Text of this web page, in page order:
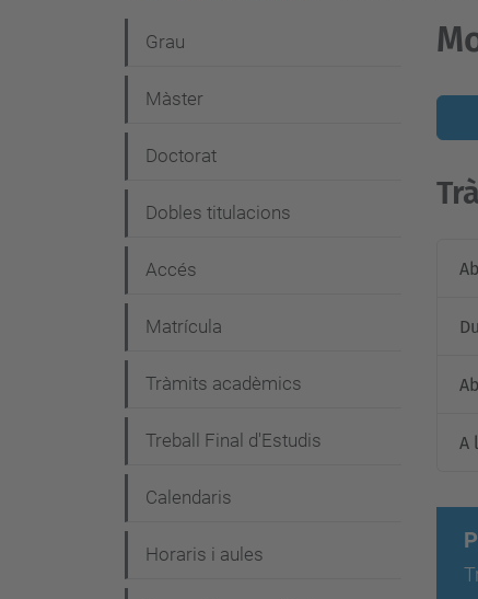
A
a
v
g
a
i
ó
Grau
Màster
Doctorat
Dobles titulacions
Accés
Matrícula
Tràmits acadèmics
Treball Final d'Estudis
Calendaris
Horaris i aules